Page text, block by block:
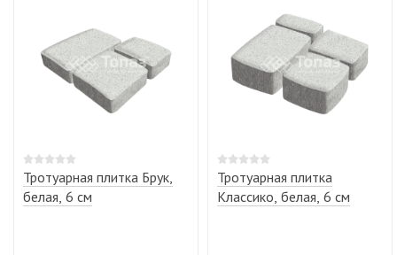
Тротуарная плитка Брук,
белая, 6 см
Тротуарная плитка
Классико, белая, 6 см